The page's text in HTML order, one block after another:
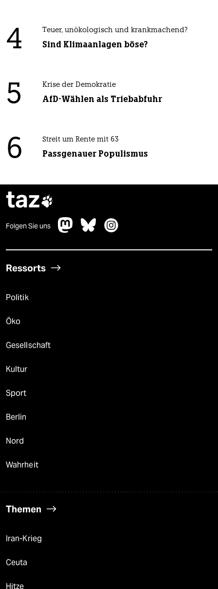
4 Teuer, unökologisch und krankmachend?
Sind Klimaanlagen böse?
5 Krise der Demokratie
AfD-Wählen als Triebabfuhr
6 Streit um Rente mit 63
Passgenauer Populismus
taz
Folgen Sie uns
Ressorts
Politik
Öko
Gesellschaft
Kultur
Sport
Berlin
Nord
Wahrheit
Themen
Iran-Krieg
Ceuta
Hitze